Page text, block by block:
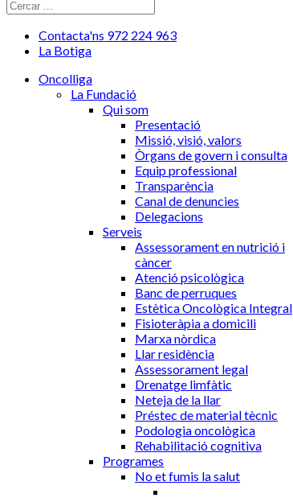
Contacta'ns 972 224 963
La Botiga
Oncolliga
La Fundació
Qui som
Presentació
Missió, visió, valors
Òrgans de govern i consulta
Equip professional
Transparència
Canal de denuncies
Delegacions
Serveis
Assessorament en nutrició i
càncer
Atenció psicològica
Banc de perruques
Estètica Oncològica Integral
Fisioteràpia a domicili
Marxa nòrdica
Llar residència
Assessorament legal
Drenatge limfàtic
Neteja de la llar
Préstec de material tècnic
Podologia oncològica
Rehabilitació cognitiva
Programes
No et fumis la salut